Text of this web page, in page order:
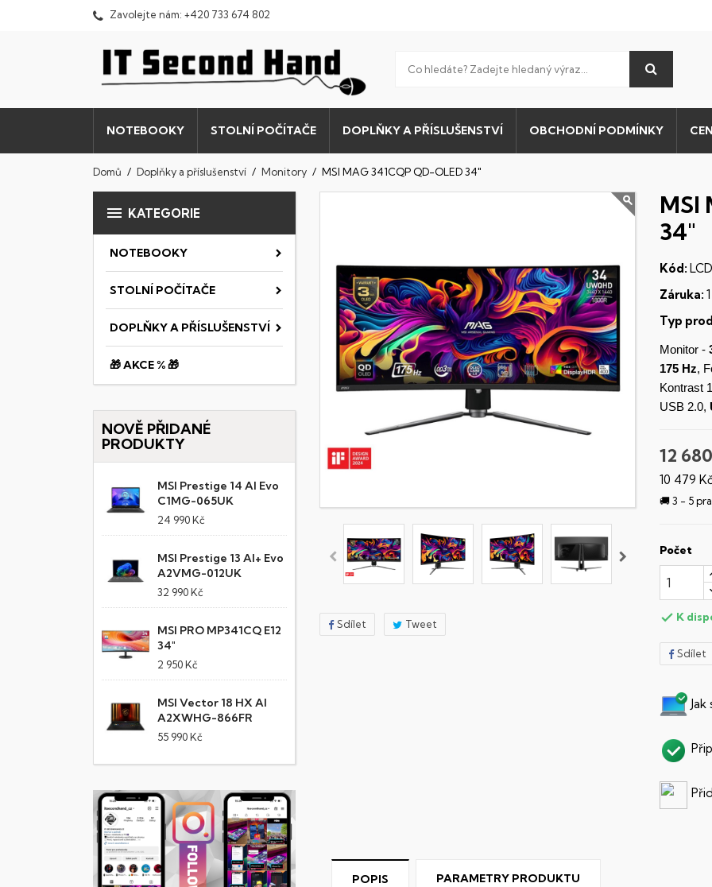
Zavolejte nám: +420 733 674 802
NOTEBOOKY STOLNÍ POČÍTAČE DOPLŇKY A PŘÍSLUŠENSTVÍ OBCHODNÍ PODMÍNKY
Domů Doplňky a příslušenství Monitory MSI MAG 341CQP QD-OLED 34"
 KATEGORIE
NOTEBOOKY
STOLNÍ POČÍTAČE
DOPLŇKY A PŘÍSLUŠENSTVÍ
🎁 AKCE % 🎁
NOVĚ PŘIDANÉ
PRODUKTY
MSI Prestige 14 AI Evo
C1MG-065UK
24 990 Kč
MSI Prestige 13 AI+ Evo
A2VMG-012UK
32 990 Kč
MSI PRO MP341CQ E12
34"
2 950 Kč
MSI Vector 18 HX AI
A2XWHG-866FR
55 990 Kč
Sdílet Tweet
MSI
34"
Kód:
Záruka:
Typ
Monitor -
175 Hz,
Kontrast
USB 2.0,
12
10 479
🚚 3 - 5
Počet
 K
Sdílet
POPIS PARAMETRY PRODUKTU